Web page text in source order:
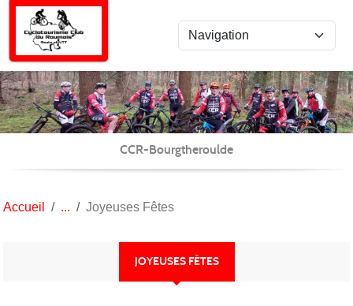
CCR-Bourgtheroulde
Accueil Joyeuses Fêtes
JOYEUSES FÊTES
Panneau de gestion des cookies